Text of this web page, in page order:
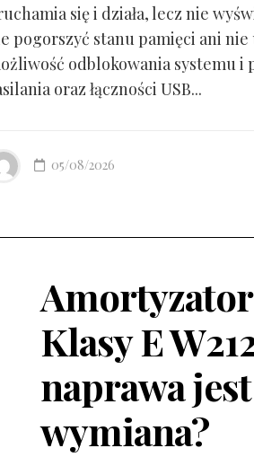
się i działa, lecz nie
pogorszyć stanu pamięci ani
odblokowania systemu i
oraz łączności USB...
05/08/2026
Klasy E
naprawa
wymiana?